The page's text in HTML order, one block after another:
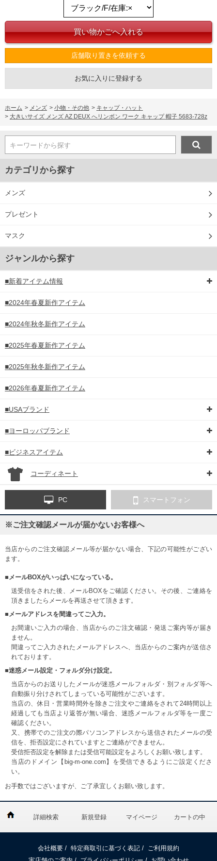
店舗取り置きを依頼する
お気に入りに登録する
ホーム > メンズ > 小物・その他 > キャップ・ハット
> 大きいサイズ メンズ AZ DEUX へリンボン ワーク キャップ 帽子 5683-728z
キーワードから探す
カテゴリから探す
メンズ
プレゼント
マスク
ジャンルから探す
■新着アイテム情報
■2024年春夏新作アイテム
■2024年秋冬新作アイテム
■2025年春夏新作アイテム
■2025年秋冬新作アイテム
■2026年春夏新作アイテム
■USAブランド
■ヨーロッパブランド
■ビジネスアイテム
コーディネート
PC スマートフォン
※ご注文確認メールが届かないお客様へ
当店からのご注文確認メール等が届かない場合、下記の可能性がござい
ます。
■メールBOXがいっぱいになっている。
送受信をされた後、メールBOXをご確認ください。その後、ご連絡を
頂きましたらメールを再送させて頂きます。
■メールアドレスを間違ってご入力。
お間違いご入力の場合、当店からのご注文確認・発送ご案内等が届き
ません。
間違ってご入力されたメールアドレスへ、当店からのご案内が送信さ
れております。
■迷惑メール設定・フォルダ分け設定。
当店からのお送りしたメールが迷惑メールフォルダ・別フォルダ等へ
自動振り分けされてしまっている可能性がございます。
当店の、休日・営業時間外を除きご注文やご連絡をされて24時間以上
経過しても当店より返答が無い場合、迷惑メールフォルダ等を一度ご
確認ください。
又、携帯でのご注文の際パソコンアドレスから送信されたメールの受
信を、拒否設定にされていますとご連絡ができません。
受信拒否設定を解除または受信可能設定をよろしくお願い致します。
当店のドメイン【big-m-one.com】を受信できるようにご設定くださ
い。
お手数ではございますが、ご了承宜しくお願い致します。
詳細検索 新規登録 マイページ カートの中
会社概要 / 特定商取引に基づく表記 / ご利用規約